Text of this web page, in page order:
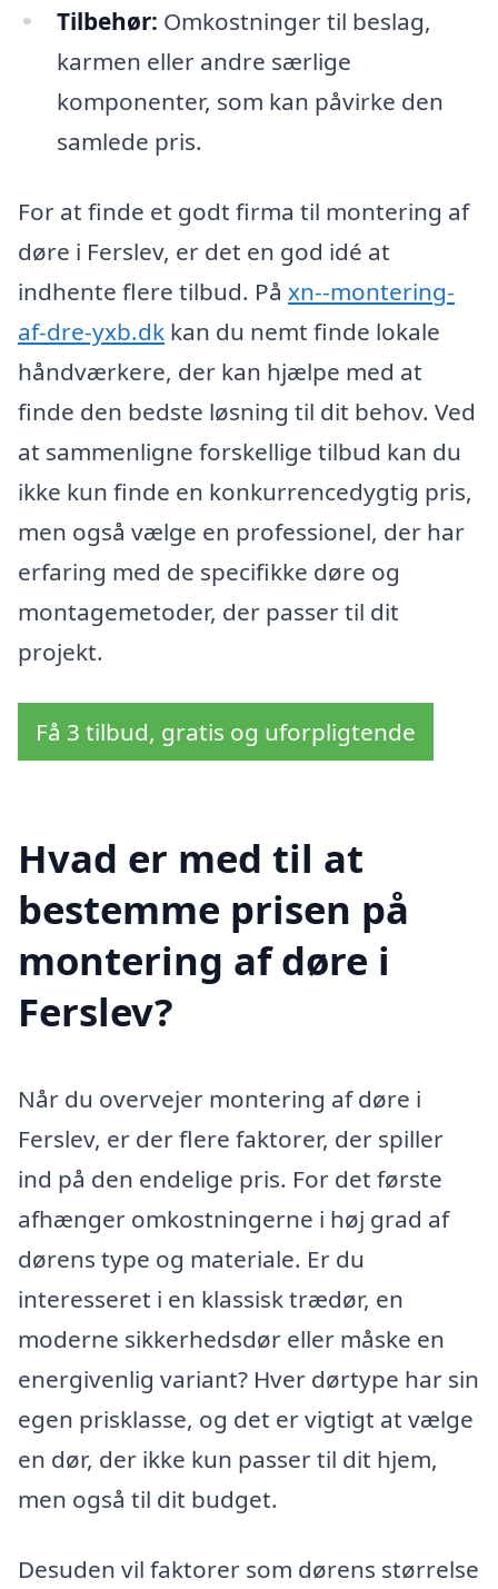
Tilbehør: Omkostninger til beslag,
karmen eller andre særlige
komponenter, som kan påvirke den
samlede pris.
For at finde et godt firma til montering af
døre i Ferslev, er det en god idé at
indhente flere tilbud. På xn--montering-
af-dre-yxb.dk kan du nemt finde lokale
håndværkere, der kan hjælpe med at
finde den bedste løsning til dit behov. Ved
at sammenligne forskellige tilbud kan du
ikke kun finde en konkurrencedygtig pris,
men også vælge en professionel, der har
erfaring med de specifikke døre og
montagemetoder, der passer til dit
projekt.
Få 3 tilbud, gratis og uforpligtende
Hvad er med til at
bestemme prisen på
montering af døre i
Ferslev?
Når du overvejer montering af døre i
Ferslev, er der flere faktorer, der spiller
ind på den endelige pris. For det første
afhænger omkostningerne i høj grad af
dørens type og materiale. Er du
interesseret i en klassisk trædør, en
moderne sikkerhedsdør eller måske en
energivenlig variant? Hver dørtype har sin
egen prisklasse, og det er vigtigt at vælge
en dør, der ikke kun passer til dit hjem,
men også til dit budget.
Desuden vil faktorer som dørens størrelse